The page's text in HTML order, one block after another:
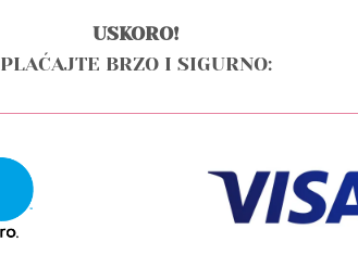
USKORO!
PLAĆAJTE BRZO I SIGURNO: